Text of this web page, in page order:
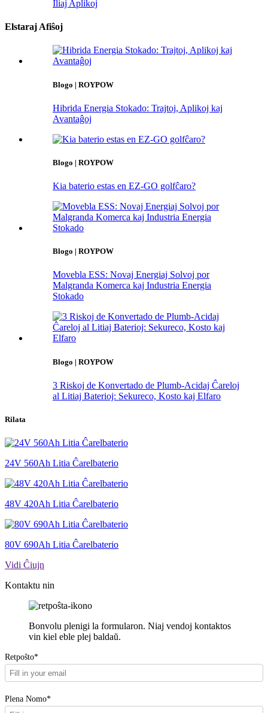
Iliaj Aplikoj
Elstaraj Afiŝoj
Blogo | ROYPOW
Hibrida Energia Stokado: Trajtoj, Aplikoj kaj
Avantaĝoj
Blogo | ROYPOW
Kia baterio estas en EZ-GO golfĉaro?
Blogo | ROYPOW
Movebla ESS: Novaj Energiaj Solvoj por
Malgranda Komerca kaj Industria Energia
Stokado
Blogo | ROYPOW
3 Riskoj de Konvertado de Plumb-Acidaj Ĉareloj
al Litiaj Baterioj: Sekureco, Kosto kaj Elfaro
Rilata
24V 560Ah Litia Ĉarelbaterio
48V 420Ah Litia Ĉarelbaterio
80V 690Ah Litia Ĉarelbaterio
Vidi Ĉiujn
Kontaktu nin
Bonvolu plenigi la formularon. Niaj vendoj kontaktos
vin kiel eble plej baldaŭ.
Retpoŝto*
Plena Nomo*